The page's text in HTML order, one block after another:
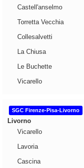
Castell'anselmo
Torretta Vecchia
Collesalvetti
La Chiusa
Le Buchette
Vicarello
SGC Firenze-Pisa-Livorno
Livorno
Vicarello
Lavoria
Cascina